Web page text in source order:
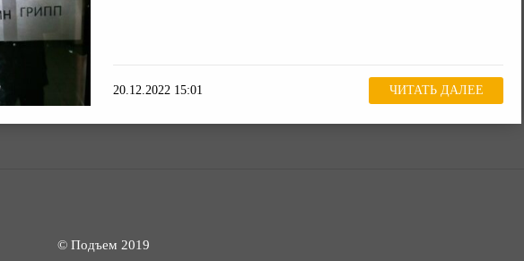
20.12.2022 15:01 ЧИТАТЬ ДАЛЕЕ
© Подъем 2019